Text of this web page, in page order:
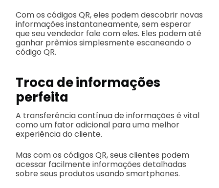
Com os códigos QR, eles podem descobrir novas
informações instantaneamente, sem esperar
que seu vendedor fale com eles. Eles podem até
ganhar prêmios simplesmente escaneando o
código QR.
Troca de informações
perfeita
A transferência contínua de informações é vital
como um fator adicional para uma melhor
experiência do cliente.
Mas com os códigos QR, seus clientes podem
acessar facilmente informações detalhadas
sobre seus produtos usando smartphones.